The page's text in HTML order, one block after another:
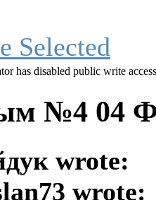
has disabled public write
№4 04
wrote:
wrote: